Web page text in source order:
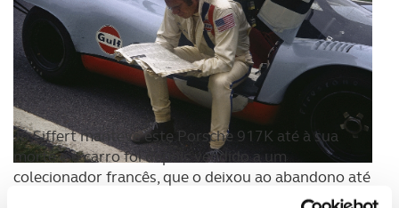
Jo Siffert manteve este Porsche 917K até à sua
morte e o carro foi depois vendido a um
colecionador francês, que o deixou ao abandono até
2001, ano em que foi encontrado num armazém.